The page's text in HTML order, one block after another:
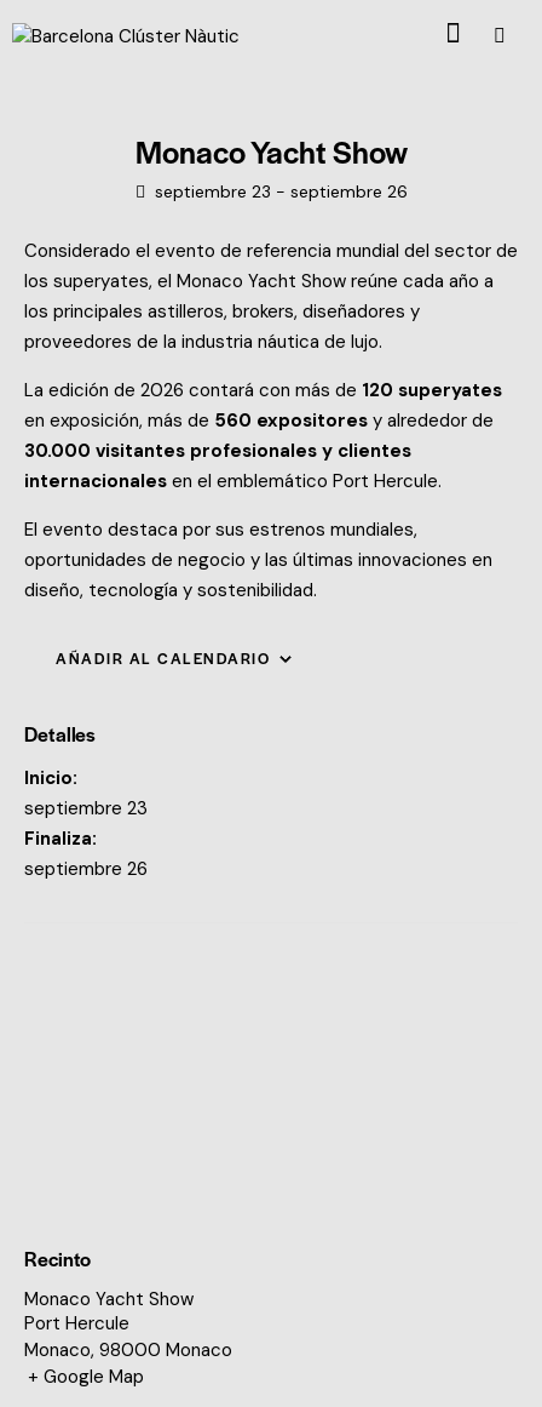
Monaco Yacht Show
septiembre 23 - septiembre 26
Considerado el evento de referencia mundial del sector de
los superyates, el Monaco Yacht Show reúne cada año a
los principales astilleros, brokers, diseñadores y
proveedores de la industria náutica de lujo.
La edición de 2026 contará con más de 120 superyates
en exposición, más de 560 expositores y alrededor de
30.000 visitantes profesionales y clientes
internacionales en el emblemático Port Hercule.
El evento destaca por sus estrenos mundiales,
oportunidades de negocio y las últimas innovaciones en
diseño, tecnología y sostenibilidad.
AÑADIR AL CALENDARIO
Detalles
Inicio:
septiembre 23
Finaliza:
septiembre 26
Recinto
Monaco Yacht Show
Port Hercule
Monaco, 98000 Monaco
+ Google Map